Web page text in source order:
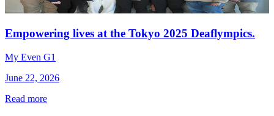
Empowering lives at the Tokyo 2025 Deaflympics.
My Even G1
June 22, 2026
Read more